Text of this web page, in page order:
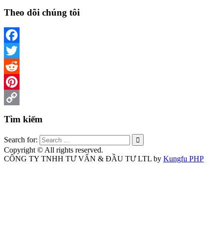
Theo dõi chúng tôi
Facebook
Twitter
Reddit
Pinterest
Tìm kiếm
Search for:
Copyright © All rights reserved.
CÔNG TY TNHH TƯ VẤN & ĐẦU TƯ LTL by Kungfu PHP